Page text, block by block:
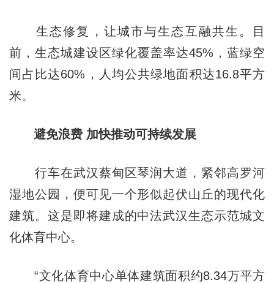
生态修复，让城市与生态互融共生。目
前，生态城建设区绿化覆盖率达45%，蓝绿空
间占比达60%，人均公共绿地面积达16.8平方
米。
避免浪费 加快推动可持续发展
行车在武汉蔡甸区琴润大道，紧邻高罗河
湿地公园，便可见一个形似起伏山丘的现代化
建筑。这是即将建成的中法武汉生态示范城文
化体育中心。
“文化体育中心单体建筑面积约8.34万平方